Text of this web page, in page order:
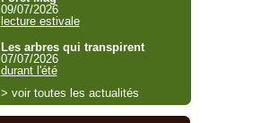
09/07/2026
lecture estivale
Les arbres qui transpirent
07/07/2026
durant l'été
> voir toutes les actualités